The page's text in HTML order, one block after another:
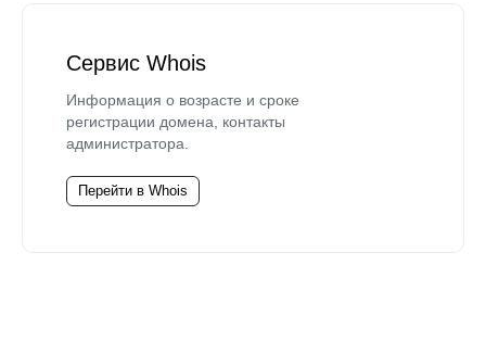
Сервис Whois
Информация о возрасте и сроке
регистрации домена, контакты
администратора.
Перейти в Whois